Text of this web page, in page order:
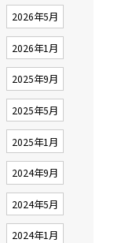
2026年5月
2026年1月
2025年9月
2025年5月
2025年1月
2024年9月
2024年5月
2024年1月